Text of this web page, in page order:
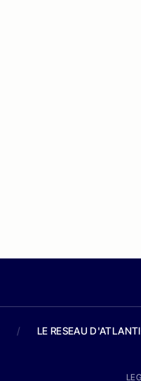
/ LE RESEAU